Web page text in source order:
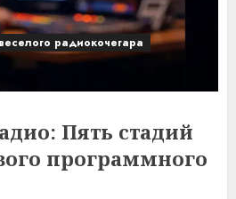
радиокочегара
Пять стадий
программного